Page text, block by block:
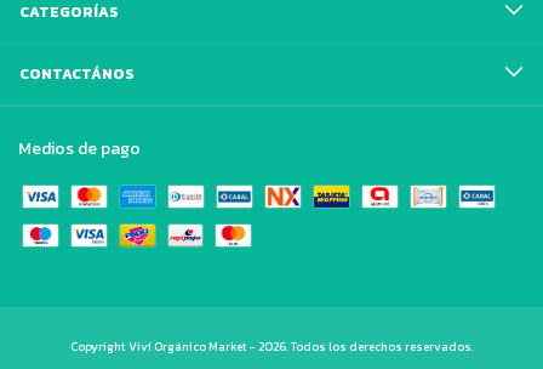
CATEGORÍAS
CONTACTÁNOS
Medios de pago
Copyright Viví Orgánico Market - 2026. Todos los derechos reservados.